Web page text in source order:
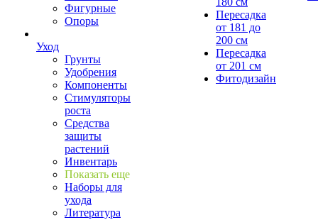
Фигурные
Опоры
Уход
Грунты
Удобрения
Компоненты
Стимуляторы
роста
Средства
защиты
растений
Инвентарь
Показать еще
Наборы для
ухода
Литература
Пересадка
от 181 до
200 см
Пересадка
от 201 см
Фитодизайн